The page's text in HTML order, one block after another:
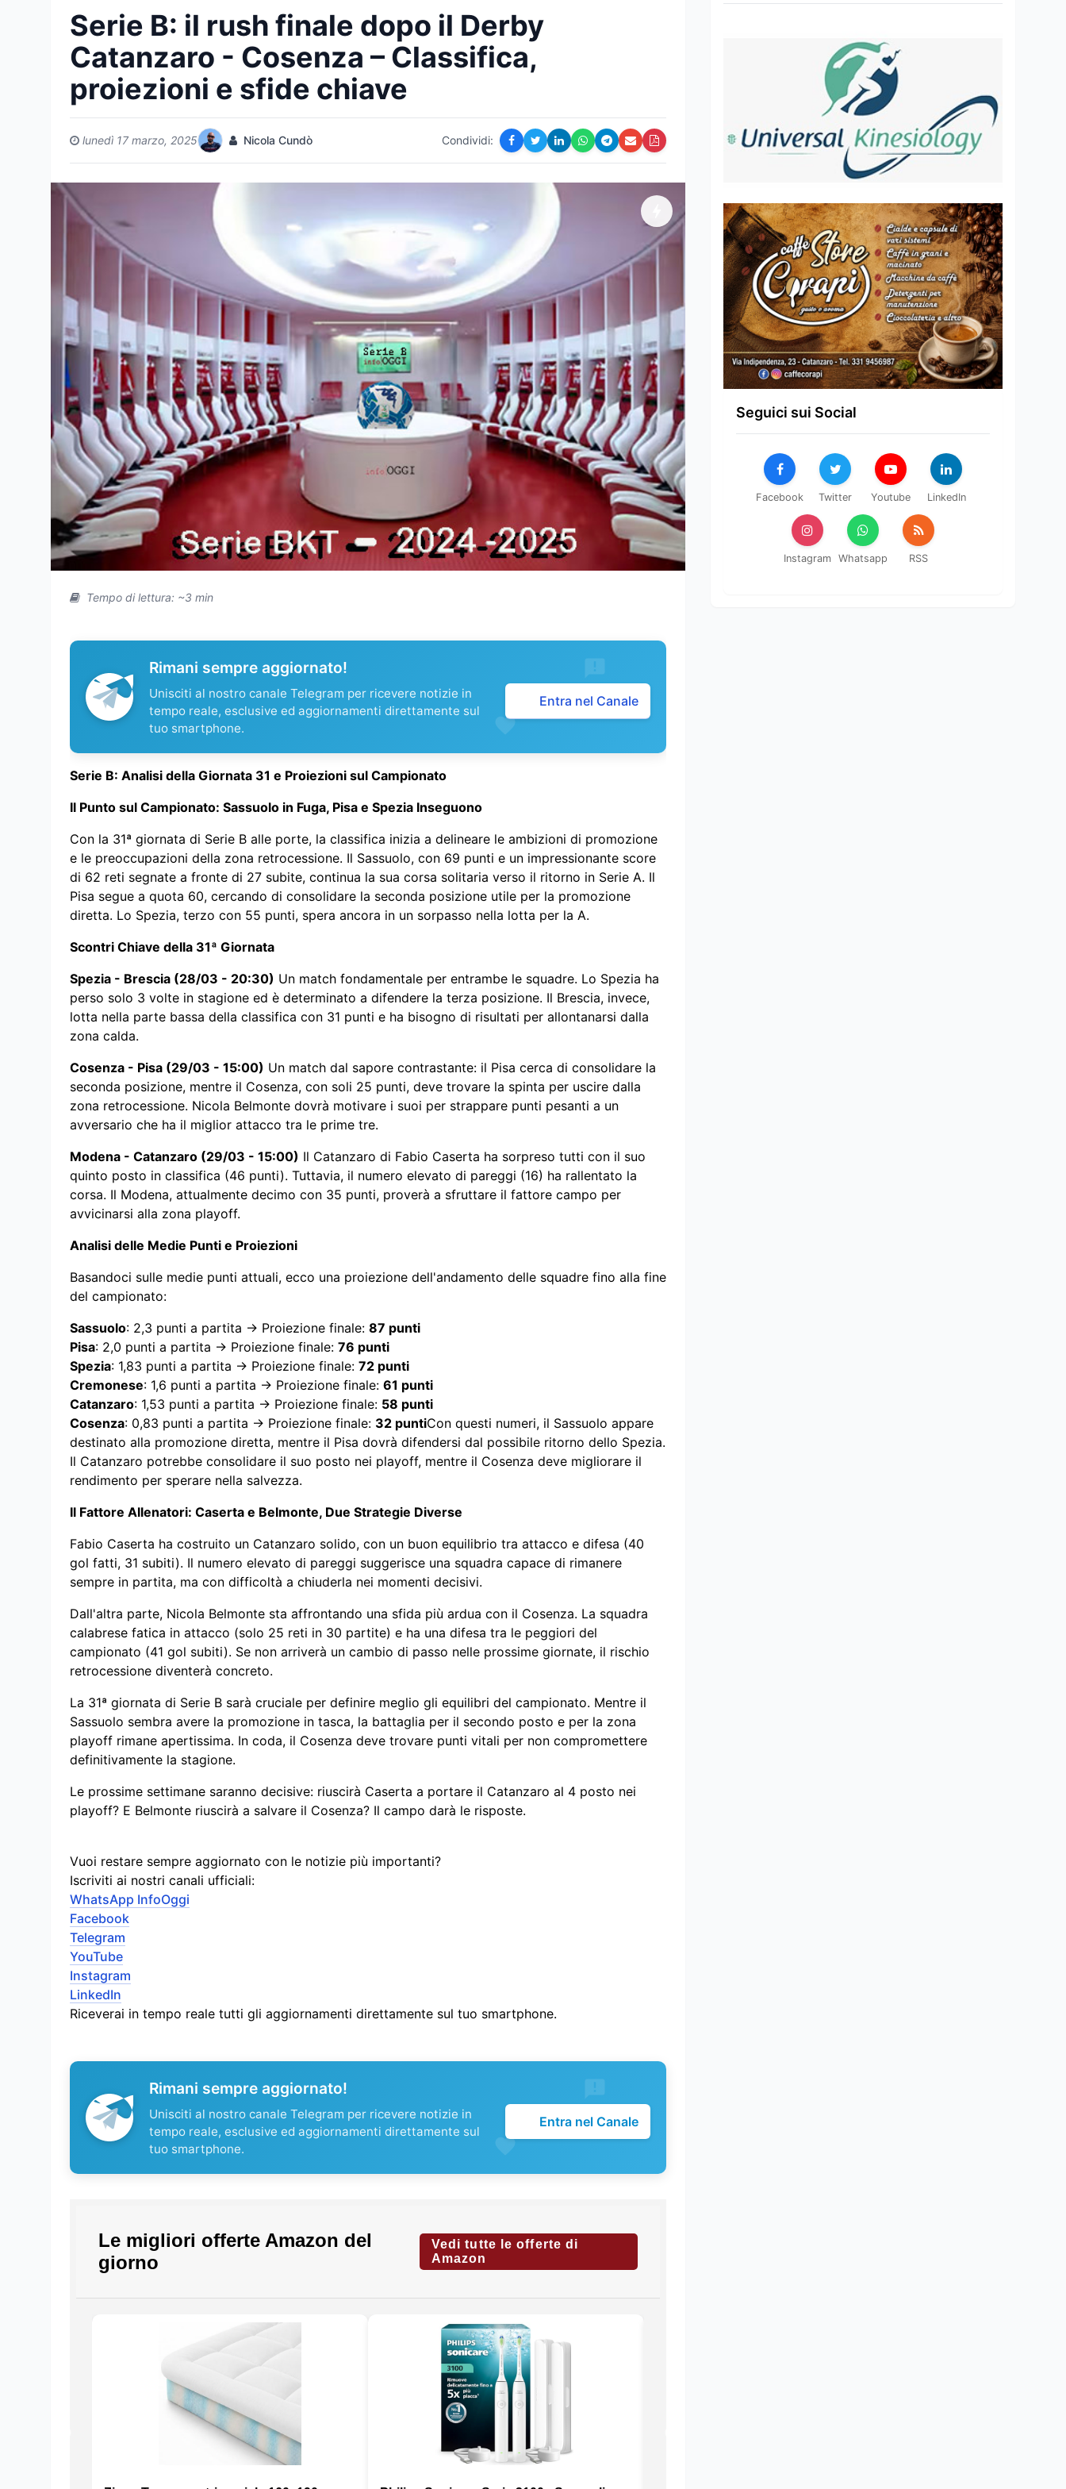
Serie B: il rush finale dopo il Derby
Catanzaro - Cosenza – Classifica,
proiezioni e sfide chiave
lunedì 17 marzo, 2025 Nicola Cundò Condividi:
Tempo di lettura: ~3 min
Rimani sempre aggiornato!
Unisciti al nostro canale Telegram per ricevere notizie in
tempo reale, esclusive ed aggiornamenti direttamente sul
tuo smartphone.
Entra nel Canale
Serie B: Analisi della Giornata 31 e Proiezioni sul Campionato
Il Punto sul Campionato: Sassuolo in Fuga, Pisa e Spezia Inseguono
Con la 31ª giornata di Serie B alle porte, la classifica inizia a delineare le ambizioni di promozione
e le preoccupazioni della zona retrocessione. Il Sassuolo, con 69 punti e un impressionante score
di 62 reti segnate a fronte di 27 subite, continua la sua corsa solitaria verso il ritorno in Serie A. Il
Pisa segue a quota 60, cercando di consolidare la seconda posizione utile per la promozione
diretta. Lo Spezia, terzo con 55 punti, spera ancora in un sorpasso nella lotta per la A.
Scontri Chiave della 31ª Giornata
Spezia - Brescia (28/03 - 20:30) Un match fondamentale per entrambe le squadre. Lo Spezia ha
perso solo 3 volte in stagione ed è determinato a difendere la terza posizione. Il Brescia, invece,
lotta nella parte bassa della classifica con 31 punti e ha bisogno di risultati per allontanarsi dalla
zona calda.
Cosenza - Pisa (29/03 - 15:00) Un match dal sapore contrastante: il Pisa cerca di consolidare la
seconda posizione, mentre il Cosenza, con soli 25 punti, deve trovare la spinta per uscire dalla
zona retrocessione. Nicola Belmonte dovrà motivare i suoi per strappare punti pesanti a un
avversario che ha il miglior attacco tra le prime tre.
Modena - Catanzaro (29/03 - 15:00) Il Catanzaro di Fabio Caserta ha sorpreso tutti con il suo
quinto posto in classifica (46 punti). Tuttavia, il numero elevato di pareggi (16) ha rallentato la
corsa. Il Modena, attualmente decimo con 35 punti, proverà a sfruttare il fattore campo per
avvicinarsi alla zona playoff.
Analisi delle Medie Punti e Proiezioni
Basandoci sulle medie punti attuali, ecco una proiezione dell'andamento delle squadre fino alla fine
del campionato:
Sassuolo: 2,3 punti a partita → Proiezione finale: 87 punti
Pisa: 2,0 punti a partita → Proiezione finale: 76 punti
Spezia: 1,83 punti a partita → Proiezione finale: 72 punti
Cremonese: 1,6 punti a partita → Proiezione finale: 61 punti
Catanzaro: 1,53 punti a partita → Proiezione finale: 58 punti
Cosenza: 0,83 punti a partita → Proiezione finale: 32 puntiCon questi numeri, il Sassuolo appare
destinato alla promozione diretta, mentre il Pisa dovrà difendersi dal possibile ritorno dello Spezia.
Il Catanzaro potrebbe consolidare il suo posto nei playoff, mentre il Cosenza deve migliorare il
rendimento per sperare nella salvezza.
Il Fattore Allenatori: Caserta e Belmonte, Due Strategie Diverse
Fabio Caserta ha costruito un Catanzaro solido, con un buon equilibrio tra attacco e difesa (40
gol fatti, 31 subiti). Il numero elevato di pareggi suggerisce una squadra capace di rimanere
sempre in partita, ma con difficoltà a chiuderla nei momenti decisivi.
Dall'altra parte, Nicola Belmonte sta affrontando una sfida più ardua con il Cosenza. La squadra
calabrese fatica in attacco (solo 25 reti in 30 partite) e ha una difesa tra le peggiori del
campionato (41 gol subiti). Se non arriverà un cambio di passo nelle prossime giornate, il rischio
retrocessione diventerà concreto.
La 31ª giornata di Serie B sarà cruciale per definire meglio gli equilibri del campionato. Mentre il
Sassuolo sembra avere la promozione in tasca, la battaglia per il secondo posto e per la zona
playoff rimane apertissima. In coda, il Cosenza deve trovare punti vitali per non compromettere
definitivamente la stagione.
Le prossime settimane saranno decisive: riuscirà Caserta a portare il Catanzaro al 4 posto nei
playoff? E Belmonte riuscirà a salvare il Cosenza? Il campo darà le risposte.
Vuoi restare sempre aggiornato con le notizie più importanti?
Iscriviti ai nostri canali ufficiali:
WhatsApp InfoOggi
Facebook
Telegram
YouTube
Instagram
LinkedIn
Riceverai in tempo reale tutti gli aggiornamenti direttamente sul tuo smartphone.
Rimani sempre aggiornato!
Unisciti al nostro canale Telegram per ricevere notizie in
tempo reale, esclusive ed aggiornamenti direttamente sul
tuo smartphone.
Entra nel Canale
Seguici sui Social
Facebook Twitter Youtube LinkedIn
Instagram Whatsapp RSS